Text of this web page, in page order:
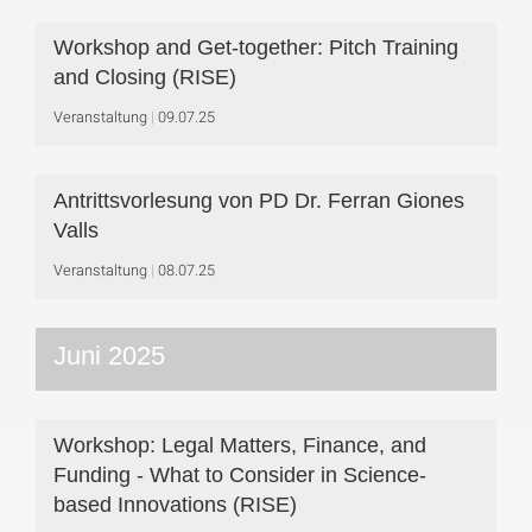
Workshop and Get-together: Pitch Training
and Closing (RISE)
Veranstaltung 09.07.25
Antrittsvorlesung von PD Dr. Ferran Giones
Valls
Veranstaltung 08.07.25
Juni 2025
Workshop: Legal Matters, Finance, and
Funding - What to Consider in Science-
based Innovations (RISE)